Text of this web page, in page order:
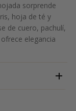
sorprende
hoja de té y
de cuero, pachulí,
elegancia